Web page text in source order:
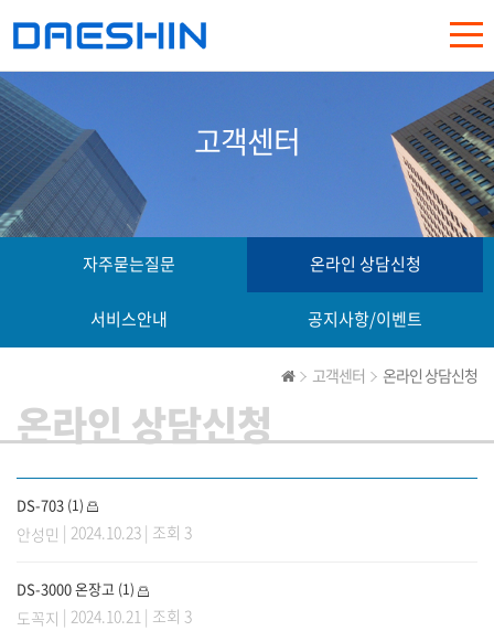
고객센터
자주묻는질문 온라인 상담신청
서비스안내 공지사항/이벤트
고객센터 온라인 상담신청
온라인 상담신청
DS-703 (1)
안성민 | 2024.10.23 | 조회 3
DS-3000 온장고 (1)
도꼭지 | 2024.10.21 | 조회 3